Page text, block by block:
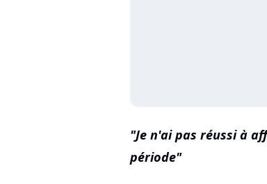
Je n'ai pas réussi à
période